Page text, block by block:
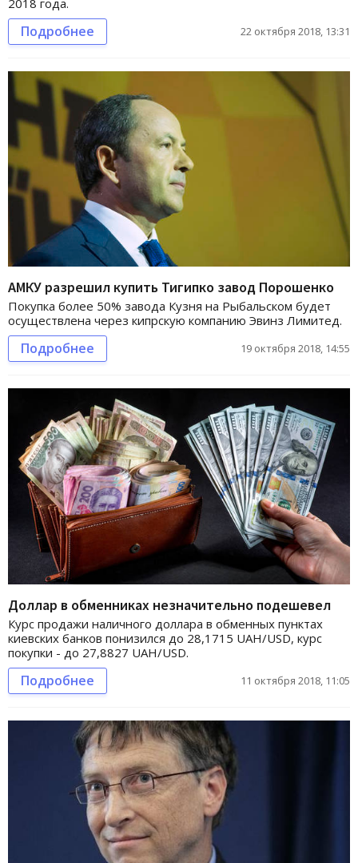
Подробнее 22 октября 2018, 13:31
АМКУ разрешил купить Тигипко завод Порошенко
Покупка более 50% завода Кузня на Рыбальском будет
осуществлена через кипрскую компанию Эвинз Лимитед.
Подробнее 19 октября 2018, 14:55
Доллар в обменниках незначительно подешевел
Курс продажи наличного доллара в обменных пунктах
киевских банков понизился до 28,1715 UAH/USD, курс
покупки - до 27,8827 UAH/USD.
Подробнее 11 октября 2018, 11:05